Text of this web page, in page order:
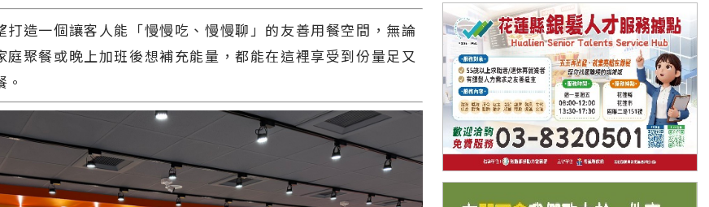
打造一個讓客人能「慢慢吃、慢慢聊」的友善用餐空間，無論
庭聚餐或晚上加班後想補充能量，都能在這裡享受到份量足又